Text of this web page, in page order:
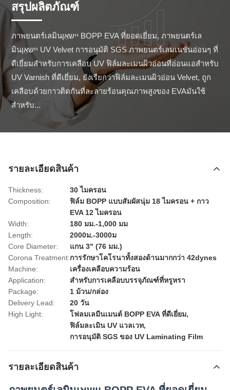
สรุปผลิตภัณฑ์
ภาพยนตร์เลมินיישאַן BOPP EVA ที่ยอดเยี่ยม, ภาพยนตร์เล
มินיישאַן UV Velvet การอนุมัติ SGS ภาพยนตร์เลมเนชั่นอ่อนๆ ที่
ดีเยี่ยมสําหรับการเคลือบ UV ฟิล์มละเมนผิวอ่อนที่อ่อนแอสําหรับ
UV Varnish ที่ดีเยี่ยม, ยังเรียกว่าฟิล์มละเมนผิวอ่อน Velvet, ถูก
เคลือบด้วยกาวติดกันที่ละลายร้อนคุณภาพสูงของ EVAมันใช้
สําหรับ...
รายละเอียดสินค้า
Thickness:
30 ไมครอน
Composition:
ฟิล์ม BOPP แบบสัมผัสนุ่ม 18 ไมครอน + กาว
EVA 12 ไมครอน
Width:
180 มม.-1,000 มม
Length:
2000ม.-3000ม
Core Diameter:
แกน 3" (76 มม.)
Corona Treatment:การรักษาโคโรนาทั้งสองด้านมากกว่า 42dynes
Machine:
เครื่องเคลือบความร้อน
Application:
สำหรับการเคลือบบรรจุภัณฑ์ที่หรูหรา
Package:
1 ม้วน/กล่อง
Delivery Lead:
20 วัน
High Light:
โฟลมเลมีนเมนต์ BOPP EVA ที่ดีเยี่ยม,
ฟิล์มละเมิน UV แวลเวท,
การอนุมัติ SGS ของ UV Laminating Film
รายละเอียดสินค้า